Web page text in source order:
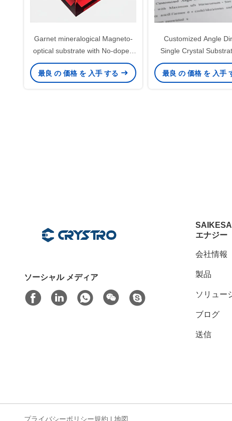
Garnet mineralogical Magneto-
optical substrate with No-doped
doping type
最良 の 価格 を 入手 する
Customized Angle
Single Crystal
Maximum Size of 4
Diameter and Test
最良 の 価格 を 入手
ソーシャル メディア
エナジー
会社情報
製品
ソリュー
ブログ
送信
プライバシーポリシー規約 | 地図